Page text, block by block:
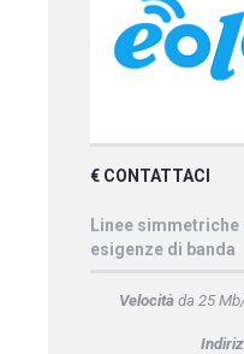
€ CONTATTACI
Linee
esigenze di banda
Velocitàda 25